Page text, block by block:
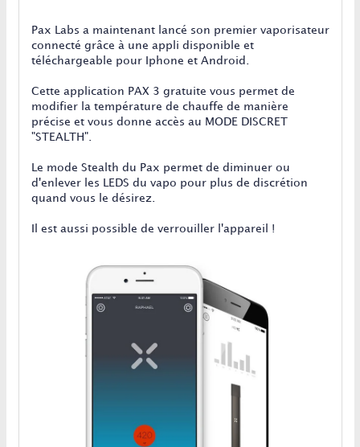
Pax Labs a maintenant lancé son premier vaporisateur
connecté grâce à une appli disponible et
téléchargeable pour Iphone et Android.
Cette application PAX 3 gratuite vous permet de
modifier la température de chauffe de manière
précise et vous donne accès au MODE DISCRET
"STEALTH".
Le mode Stealth du Pax permet de diminuer ou
d'enlever les LEDS du vapo pour plus de discrétion
quand vous le désirez.
Il est aussi possible de verrouiller l'appareil !